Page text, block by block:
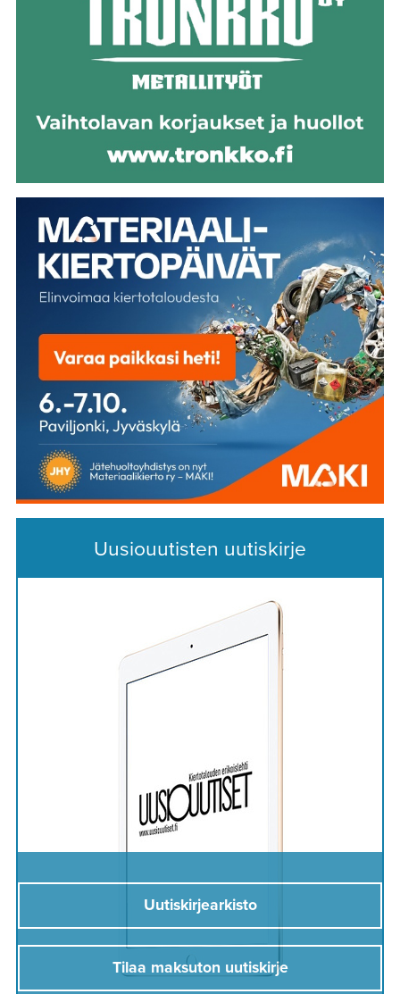
Uusiouutisten uutiskirje
Uutiskirjearkisto
Tilaa maksuton uutiskirje